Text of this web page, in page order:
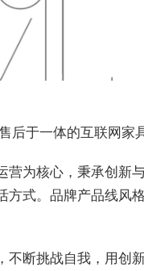
于一体的互联网家具
为核心，秉承创新
式。品牌产品线风
断挑战自我，用创